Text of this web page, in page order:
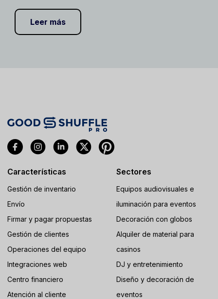
Leer más
Características
Gestión de inventario
Envío
Firmar y pagar propuestas
Gestión de clientes
Operaciones del equipo
Integraciones web
Centro financiero
Atención al cliente
Sectores
Equipos audiovisuales e
iluminación para eventos
Decoración con globos
Alquiler de material para
casinos
DJ y entretenimiento
Diseño y decoración de
eventos